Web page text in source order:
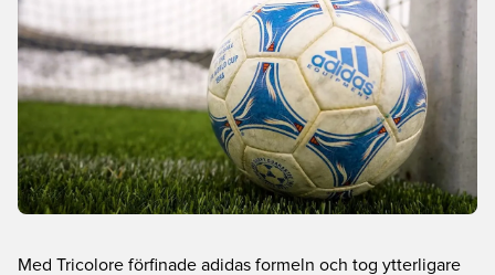
Med Tricolore förfinade adidas formeln och tog ytterligare